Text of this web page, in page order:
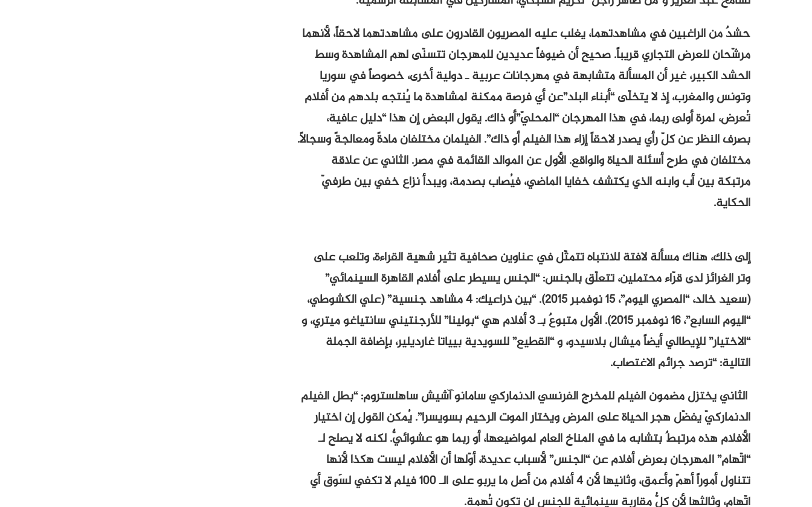
حشدٌ من الراغبين في مشاهدتهما، يغلب عليه المصريون القادرون على مشاهدتهما لاحقاً، لأنهما
مرشّحان للعرض التجاري قريباً. صحيح أن ضيوفاً عديدين للمهرجان تتسنّى لهم المشاهدة وسط
الحشد الكبير، غير أن المسألة متشابهة في مهرجانات عربية ـ دولية أخرى، خصوصاً في سوريا
وتونس والمغرب، إذ لا يتخلّى “أبناء البلد”عن أي فرصة ممكنة لمشاهدة ما يُنتجه بلدهم من أفلام
تُعرض، لمرة أولى ربما، في هذا المهرجان “المحليّ”أو ذاك. يقول البعض إن هذا “دليل عافية،
بصرف النظر عن كلّ رأي يصدر لاحقاً إزاء هذا الفيلم أو ذاك”. الفيلمان مختلفان مادةً ومعالجةً وسجالاً.
مختلفان في طرح أسئلة الحياة والواقع. الأول عن الموالد القائمة في مصر. الثاني عن علاقة
مرتبكة بين أب وابنه الذي يكتشف خفايا الماضي، فيُصاب بصدمة، ويبدأ نزاع خفي بين طرفيّ
الحكاية.
إلى ذلك، هناك مسألة لافتة للانتباه تتمثّل في عناوين صحافية تثير شهية القراءة، وتلعب على
وتر الغرائز لدى قرّاء محتملين، تتعلّق بالجنس: “الجنس يسيطر على أفلام القاهرة السينمائي”
(سعيد خالد، “المصري اليوم”، 15 نوفمبر 2015). “بين ذراعيك: 4 مشاهد جنسية” (علي الكشوطي،
“اليوم السابع”، 16 نوفمبر 2015). الأول متبوعٌ بـ 3 أفلام هي “بولينا” للأرجنتيني سانتياغو ميتري، و
“الاختيار” للإيطالي أيضاً ميشال بلاسيدو، و “القطيع” للسويدية بيياتا غارديلير، بإضافة الجملة
التالية: “ترصد جرائم الاغتصاب.
الثاني يختزل مضمون الفيلم للمخرج الفرنسي الدنماركي سامانو آشيش ساهلستروم: “بطل الفيلم
الدنماركيّ يفضّل هجر الحياة على المرض ويختار الموت الرحيم بسويسرا”. يُمكن القول إن اختيار
الأفلام هذه مرتبطٌ بتشابه ما في المناخ العام لمواضيعها، أو ربما هو عشوائيٌّ. لكنه لا يصلح لـ
“اتّهام” المهرجان بعرض أفلام عن “الجنس” لأسباب عديدة، أوّلها أن الأفلام ليست هكذا لأنها
تتناول أموراً أهمّ وأعمق، وثانيها لأن 4 أفلام من أصل ما يربو على الـ 100 فيلم لا تكفي لسَوق أي
اتّهام، وثالثها لأن كلُّ مقاربة سينمائية للجنس لن تكون تُهمة.